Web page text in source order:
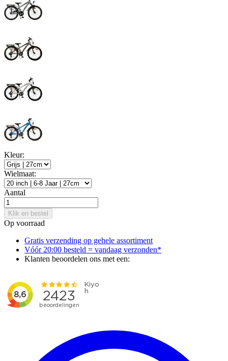
Kleur:
Wielmaat:
Aantal
Klik en bestel
Op voorraad
Gratis verzending op gehele assortiment
Vóór 20:00 besteld = vandaag verzonden*
Klanten beoordelen ons met een: